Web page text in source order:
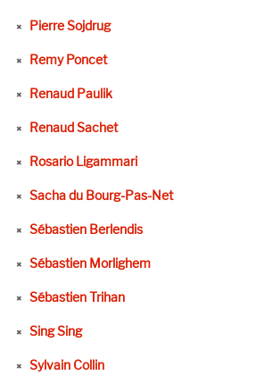
Pierre Sojdrug
Remy Poncet
Renaud Paulik
Renaud Sachet
Rosario Ligammari
Sacha du Bourg-Pas-Net
Sébastien Berlendis
Sébastien Morlighem
Sébastien Trihan
Sing Sing
Sylvain Collin